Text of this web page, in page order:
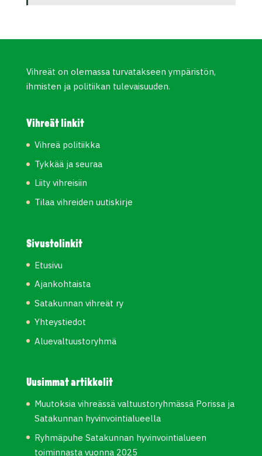
Vihreät on olemassa turvatakseen ympäristön,
ihmisten ja politiikan tulevaisuuden.
Vihreät linkit
Vihreä politiikka
Tykkää ja seuraa
Liity vihreisiin
Tilaa vihreiden uutiskirje
Sivustolinkit
Etusivu
Ajankohtaista
Satakunnan vihreät ry
Yhteystiedot
Aluevaltuustoryhmä
Uusimmat artikkelit
Muutoksia vihreässä valtuustoryhmässä Porissa ja
Satakunnan hyvinvointialueella
Ryhmäpuhe Satakunnan hyvinvointialueen
toiminnasta vuonna 2025